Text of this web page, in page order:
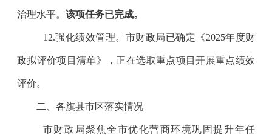
治理水平。 该项任务已完成。
12.强化绩效管理。市财政局已确定《2025年度财
政拟评价项目清单》，正在选取重点项目开展重点绩效
评价。
二、各旗县市区落实情况
市财政局聚焦全市优化营商环境巩固提升年任